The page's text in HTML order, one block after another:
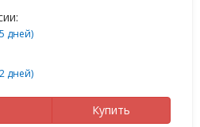
дней)
дней)
Купить